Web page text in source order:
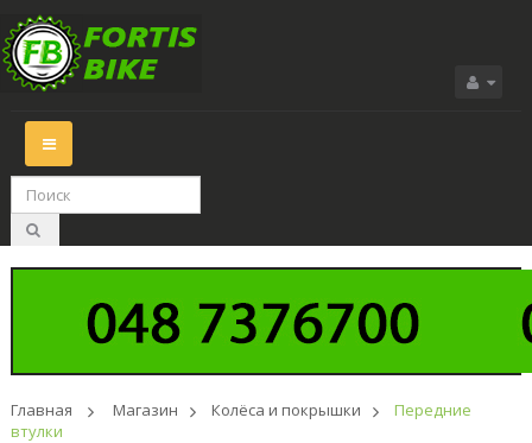
Переключить
навигации
Главная > Магазин > Колёса и покрышки >
Передние
втулки